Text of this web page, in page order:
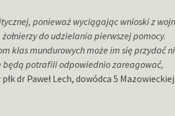
ponieważ wyciągając wnioski z
do udzielania pierwszej pomocy.
klas mundurowych może im się przydać
będą potrafili odpowiednio zareagować,
dr Paweł Lech, dowódca 5 Mazowieckiej